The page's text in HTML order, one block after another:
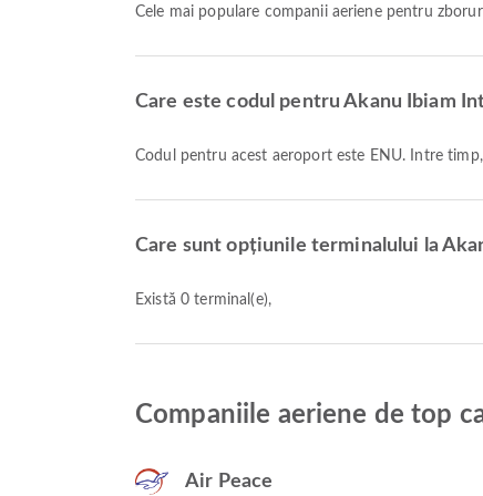
Cele mai populare companii aeriene pentru
Care este codul pentru Akanu Ibiam
Codul pentru acest aeroport este ENU. Între
Care sunt opțiunile terminalului la
Există 0 terminal(e),
Companiile aeriene de top
Air Peace